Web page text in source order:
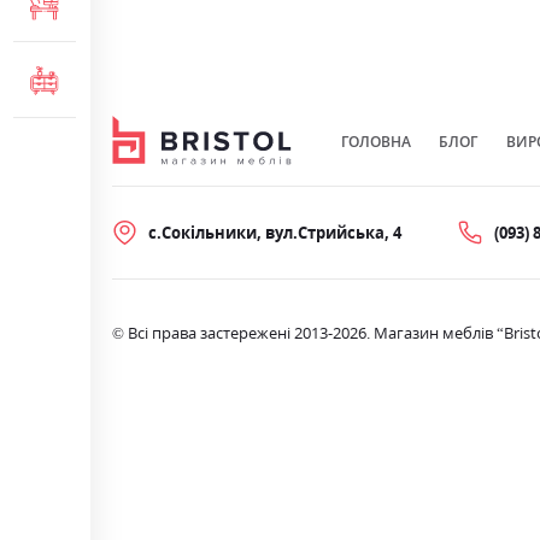
ГОЛОВНА БЛОГ
с.Сокільники, вул.Стрийська, 4 (093)
© Всі права застережені 2013-2026. Магазин меблів